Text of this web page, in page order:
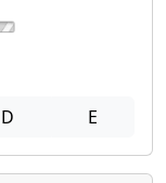
D E